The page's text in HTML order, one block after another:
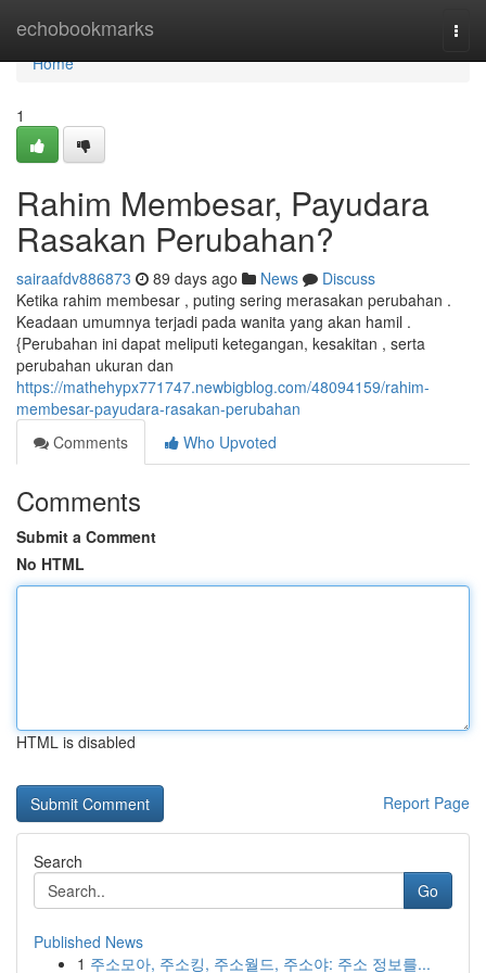
echobookmarks
Home
Home
1
Rahim Membesar, Payudara
Rasakan Perubahan?
sairaafdv886873 89 days ago News
Discuss
Ketika rahim membesar , puting sering merasakan perubahan .
Keadaan umumnya terjadi pada wanita yang akan hamil .
{Perubahan ini dapat meliputi ketegangan, kesakitan , serta
perubahan ukuran dan
https://mathehypx771747.newbigblog.com/48094159/rahim-
membesar-payudara-rasakan-perubahan
Comments
Who Upvoted
Comments
Submit a Comment
No HTML
HTML is disabled
Report Page
Search
Go
Published News
1 주소모아, 주소킹, 주소월드, 주소야: 주소 정보를...